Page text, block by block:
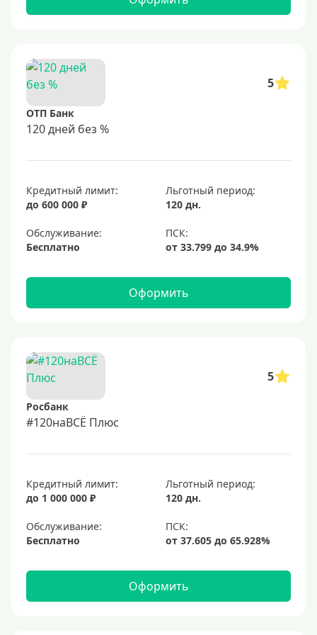
5
ОТП Банк
120 дней без %
Кредитный лимит:
до 600 000 ₽
Льготный период:
120 дн.
Обслуживание:
Бесплатно
Оформить
5
Росбанк
#120наВСЁ Плюс
Кредитный лимит:
до 1 000 000 ₽
Льготный период:
120 дн.
Обслуживание:
Бесплатно
Оформить